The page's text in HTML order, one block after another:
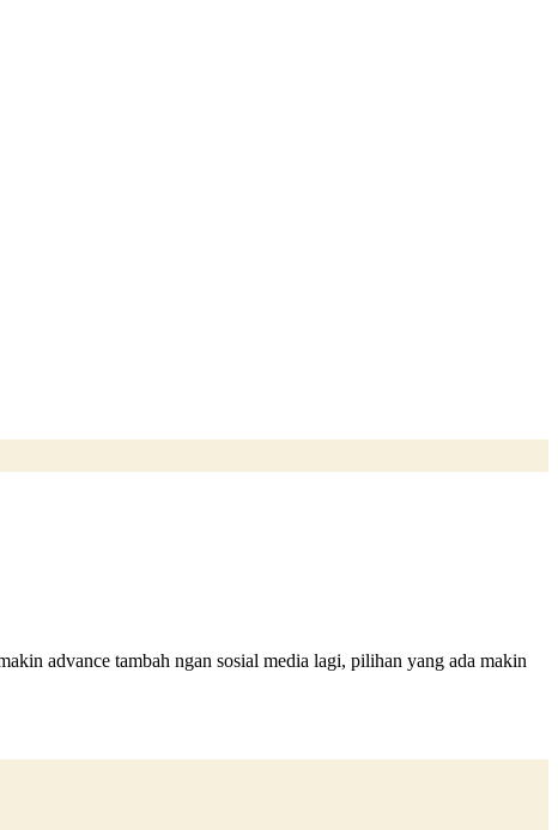
advance tambah ngan sosial media lagi, pilihan yang ada makin